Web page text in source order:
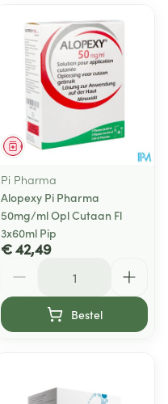
Geneesmiddel
Pi Pharma
Alopexy Pi Pharma
50mg/ml Opl Cutaan Fl
3x60ml Pip
€ 42,49
Bestel